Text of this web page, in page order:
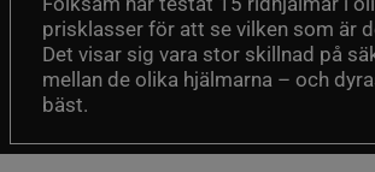
prisklasser för att se vilken som är
Det visar sig vara stor skillnad på
mellan de olika hjälmarna – och
bäst.